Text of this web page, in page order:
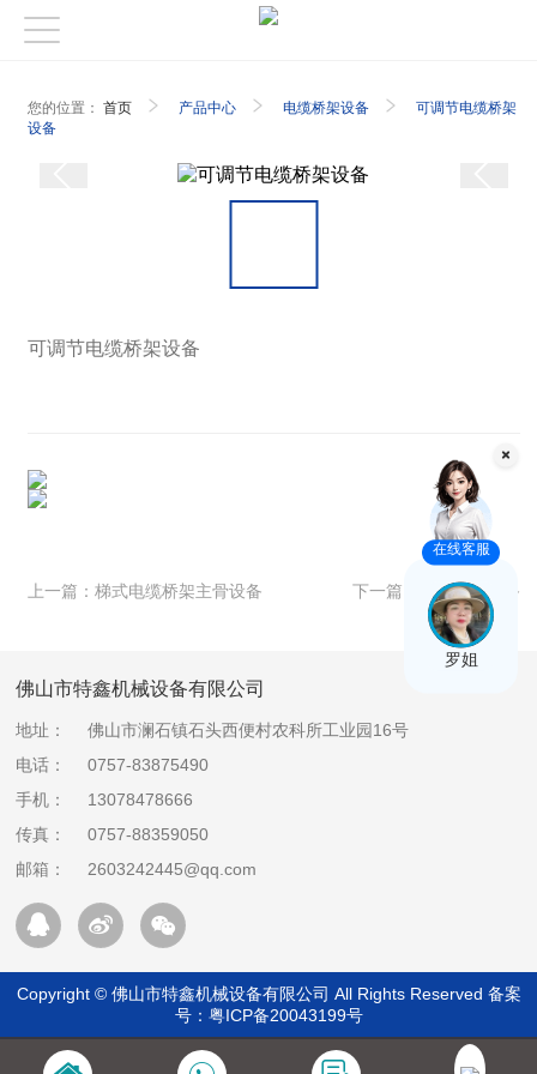
您的位置： 首页 产品中心 电缆桥架设备
可调节电缆桥架
设备
可调节电缆桥架设备
上一篇： 梯式电缆桥架主骨设备 下一篇： 电缆桥架设备
佛山市特鑫机械设备有限公司
地址：
佛山市澜石镇石头西便村农科所工业园16号
电话：
0757-83875490
手机：
13078478666
传真：
0757-88359050
邮箱：
2603242445@qq.com
Copyright © 佛山市特鑫机械设备有限公司 All Rights Reserved 备案
号： 粤ICP备20043199号
在线客服
罗姐